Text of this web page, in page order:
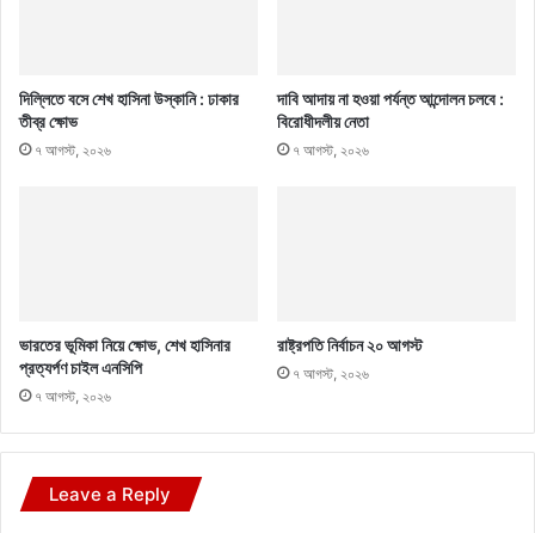
দিল্লিতে বসে শেখ হাসিনা উস্কানি : ঢাকার
তীব্র ক্ষোভ
৭ আগস্ট, ২০২৬
দাবি আদায় না হওয়া পর্যন্ত আন্দোলন চলবে :
বিরোধীদলীয় নেতা
৭ আগস্ট, ২০২৬
ভারতের ভূমিকা নিয়ে ক্ষোভ, শেখ হাসিনার
প্রত্যর্পণ চাইল এনসিপি
৭ আগস্ট, ২০২৬
রাষ্ট্রপতি নির্বাচন ২০ আগস্ট
৭ আগস্ট, ২০২৬
Leave a Reply